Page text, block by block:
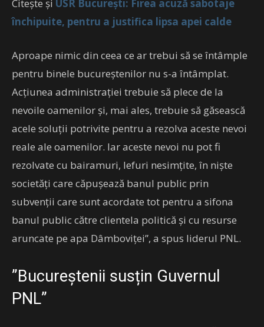
Citește și USR Bucureşti: Firea acuză sabotaje
închipuite, pentru a justifica lipsa apei calde
Aproape nimic din ceea ce ar trebui să se întâmple
pentru binele bucureştenilor nu s-a întâmplat.
Acţiunea administraţiei trebuie să plece de la
nevoile oamenilor şi, mai ales, trebuie să găsească
acele soluţii potrivite pentru a rezolva aceste nevoi
reale ale oamenilor. Iar aceste nevoi nu pot fi
rezolvate cu bairamuri, lefuri nesimţite, în nişte
societăţi care căpuşează banul public prin
subvenţii care sunt acordate tot pentru a sifona
banul public către clientela politică şi cu resurse
aruncate pe apa Dâmboviţei”, a spus liderul PNL.
”Bucureștenii susțin Guvernul
PNL”